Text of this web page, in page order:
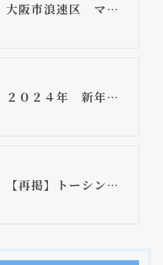
大阪市浪速区 マンションのベランダ防水・長尺工事 下のフロアに水漏れ
２０２４年 新年のご挨拶
【再掲】トーシン・秋の水まわり相談会 11月11日開催